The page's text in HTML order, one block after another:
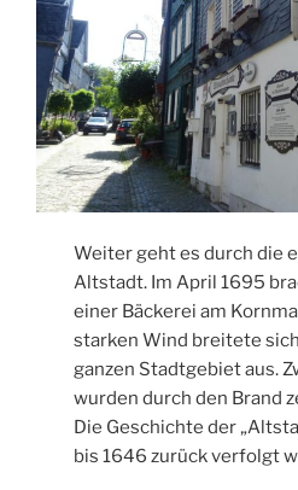
Weiter geht es durch die
Altstadt. Im April 1695
einer Bäckerei am
starken Wind breitete
ganzen Stadtgebiet aus.
wurden durch den Brand
Die Geschichte der
bis 1646 zurück verfolgt